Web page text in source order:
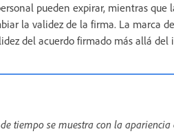
pueden expirar, mientras
la validez de la firma. La marca
del acuerdo firmado más allá
tiempo se muestra con la